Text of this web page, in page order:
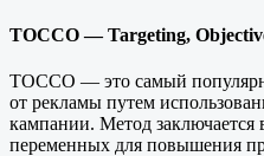
TOCCO — Targeting,
TOCCO — это самый
от рекламы путем
кампании. Метод заключается
переменных для повышения